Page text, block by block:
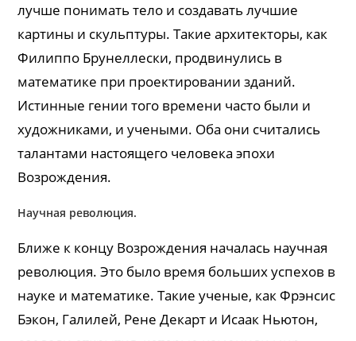
лучше понимать тело и создавать лучшие
картины и скульптуры. Такие архитекторы, как
Филиппо Брунеллески, продвинулись в
математике при проектировании зданий.
Истинные гении того времени часто были и
художниками, и учеными. Оба они считались
талантами настоящего человека эпохи
Возрождения.
Научная революция.
Ближе к концу Возрождения началась научная
революция. Это было время больших успехов в
науке и математике. Такие ученые, как Фрэнсис
Бэкон, Галилей, Рене Декарт и Исаак Ньютон,